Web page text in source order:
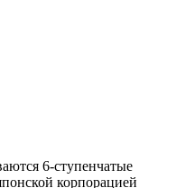
6-ступенчатые
корпорацией